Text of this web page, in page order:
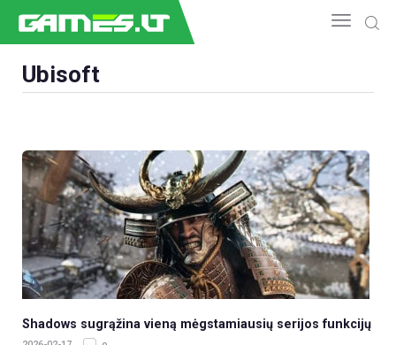
ESPORTAS
GELEŽIS
VIDEO
APŽVALGOS
ŽAIDIMAI
Ubisoft
Shadows sugrąžina vieną mėgstamiausių serijos funkcijų